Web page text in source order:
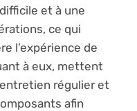
et à une
ce qui
l’expérience de
à eux, mettent
entretien régulier et
afin